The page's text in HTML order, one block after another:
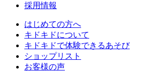
採用情報
はじめての方へ
キドキドについて
キドキドで体験できるあそび
ショップリスト
お客様の声